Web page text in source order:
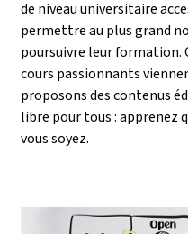
de niveau universitaire
permettre au plus grand
poursuivre leur formation.
cours passionnants
proposons des contenus
libre pour tous : apprenez
vous soyez.